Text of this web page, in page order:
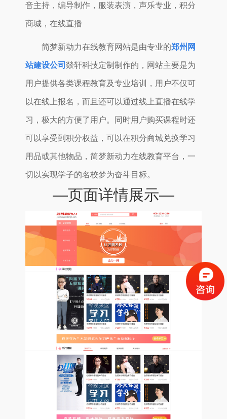
音主持，编导制作，服装表演，声乐专业，积分
商城，在线直播
简梦新动力在线教育网站是由专业的郑州网
站建设公司 燚轩科技定制制作的，网站主要是为
用户提供各类课程教育及专业培训，用户不仅可
以在线上报名，而且还可以通过线上直播在线学
习，极大的方便了用户。同时用户购买课程时还
可以享受到积分权益，可以在积分商城兑换学习
用品或其他物品，简梦新动力在线教育平台，一
切以实现学子的名校梦为奋斗目标。
—页面详情展示—